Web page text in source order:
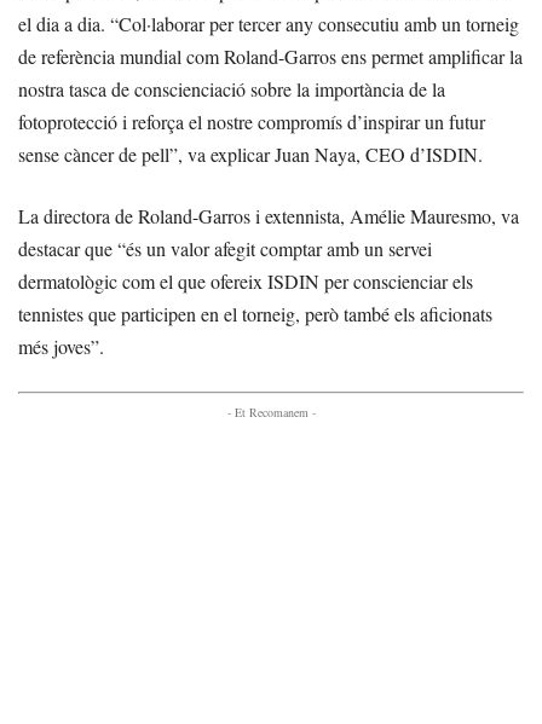
el dia a dia. “Col·laborar per tercer any consecutiu amb un torneig
de referència mundial com Roland-Garros ens permet amplificar la
nostra tasca de conscienciació sobre la importància de la
fotoprotecció i reforça el nostre compromís d’inspirar un futur
sense càncer de pell”, va explicar Juan Naya, CEO d’ISDIN.
La directora de Roland-Garros i extennista, Amélie Mauresmo, va
destacar que “és un valor afegit comptar amb un servei
dermatològic com el que ofereix ISDIN per conscienciar els
tennistes que participen en el torneig, però també els aficionats
més joves”.
- Et Recomanem -